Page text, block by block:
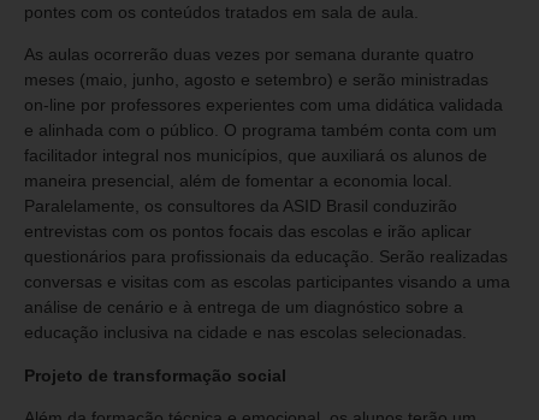
pontes com os conteúdos tratados em sala de aula.
As aulas ocorrerão duas vezes por semana durante quatro
meses (maio, junho, agosto e setembro) e serão ministradas
on-line por professores experientes com uma didática validada
e alinhada com o público. O programa também conta com um
facilitador integral nos municípios, que auxiliará os alunos de
maneira presencial, além de fomentar a economia local.
Paralelamente, os consultores da ASID Brasil conduzirão
entrevistas com os pontos focais das escolas e irão aplicar
questionários para profissionais da educação. Serão realizadas
conversas e visitas com as escolas participantes visando a uma
análise de cenário e à entrega de um diagnóstico sobre a
educação inclusiva na cidade e nas escolas selecionadas.
Projeto de transformação social